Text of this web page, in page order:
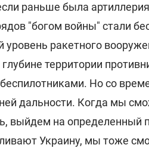
раньше была
"богом войны" стали
уровень ракетного
территории
Но со
дальности. Когда мы
выйдем на определенный
Украину, мы тоже